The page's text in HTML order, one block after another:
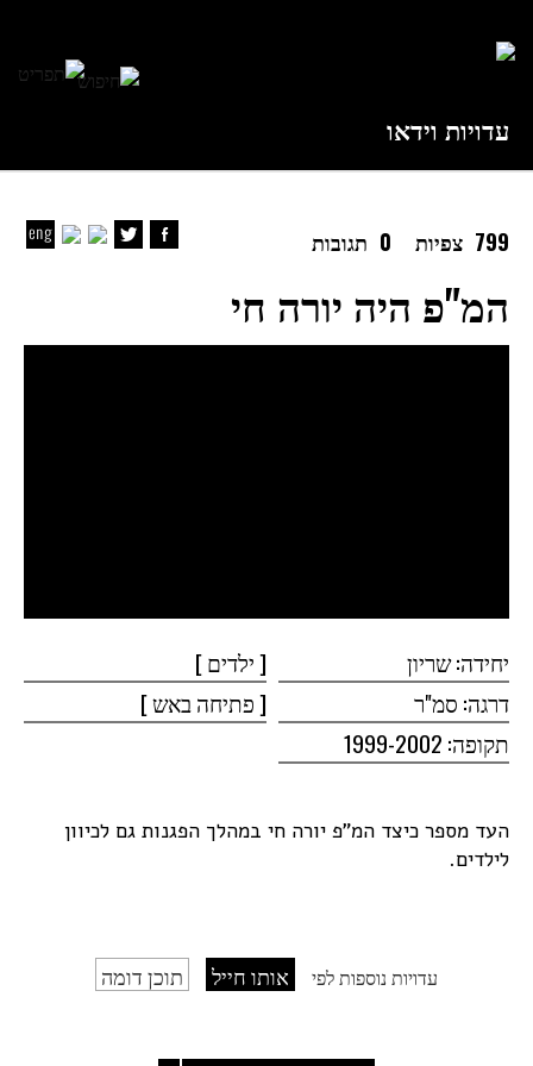
עדויות וידאו
799 צפיות 0 תגובות
המ"פ היה יורה חי
יחידה: שריון
דרגה: סמ"ר
תקופה: 1999-2002
[ילדים ]
[ פתיחהבאש ]
העד מספר כיצד המ"פ יורה חי במהלך הפגנות גם לכיוון
לילדים.
עדויות נוספות לפי אותו חייל תוכן דומה